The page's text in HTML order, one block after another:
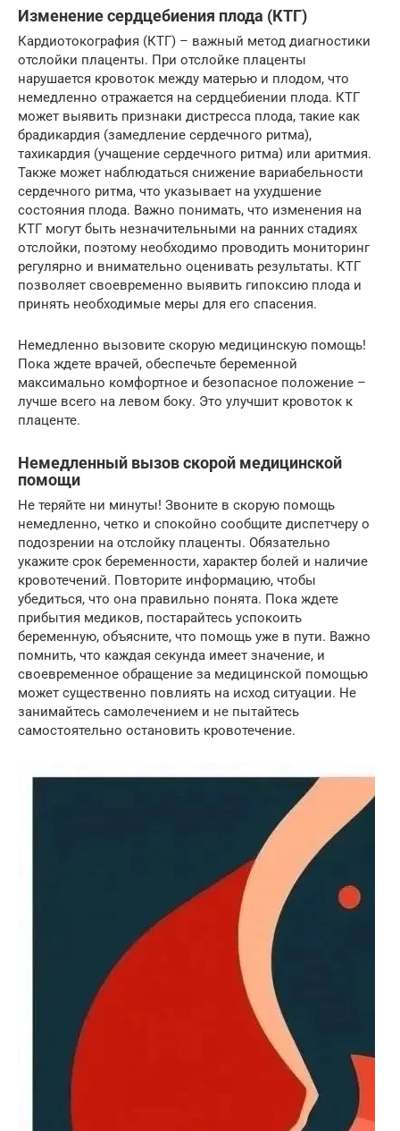
Изменение сердцебиения плода (КТГ)
Кардиотокография (КТГ) – важный метод диагностики
отслойки плаценты. При отслойке плаценты
нарушается кровоток между матерью и плодом, что
немедленно отражается на сердцебиении плода. КТГ
может выявить признаки дистресса плода, такие как
брадикардия (замедление сердечного ритма),
тахикардия (учащение сердечного ритма) или аритмия.
Также может наблюдаться снижение вариабельности
сердечного ритма, что указывает на ухудшение
состояния плода. Важно понимать, что изменения на
КТГ могут быть незначительными на ранних стадиях
отслойки, поэтому необходимо проводить мониторинг
регулярно и внимательно оценивать результаты. КТГ
позволяет своевременно выявить гипоксию плода и
принять необходимые меры для его спасения.
Немедленно вызовите скорую медицинскую помощь!
Пока ждете врачей, обеспечьте беременной
максимально комфортное и безопасное положение –
лучше всего на левом боку. Это улучшит кровоток к
плаценте.
Немедленный вызов скорой медицинской
помощи
Не теряйте ни минуты! Звоните в скорую помощь
немедленно, четко и спокойно сообщите диспетчеру о
подозрении на отслойку плаценты. Обязательно
укажите срок беременности, характер болей и наличие
кровотечений. Повторите информацию, чтобы
убедиться, что она правильно понята. Пока ждете
прибытия медиков, постарайтесь успокоить
беременную, объясните, что помощь уже в пути. Важно
помнить, что каждая секунда имеет значение, и
своевременное обращение за медицинской помощью
может существенно повлиять на исход ситуации. Не
занимайтесь самолечением и не пытайтесь
самостоятельно остановить кровотечение.